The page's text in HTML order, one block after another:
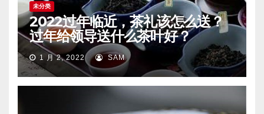
未分类
2022过年临近，茶礼该怎么送？
过年给领导送什么茶叶好？
1 月 2, 2022 SAM